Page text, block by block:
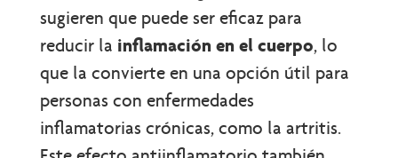
sugieren que puede ser eficaz para
reducir la inflamación en el cuerpo, lo
que la convierte en una opción útil para
personas con enfermedades
inflamatorias crónicas, como la artritis.